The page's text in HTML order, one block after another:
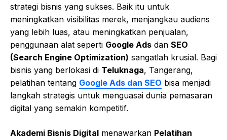
strategi bisnis yang sukses. Baik itu untuk
meningkatkan visibilitas merek, menjangkau audiens
yang lebih luas, atau meningkatkan penjualan,
penggunaan alat seperti Google Ads dan SEO
(Search Engine Optimization) sangatlah krusial. Bagi
bisnis yang berlokasi di Teluknaga, Tangerang,
pelatihan tentang Google Ads dan SEO bisa menjadi
langkah strategis untuk menguasai dunia pemasaran
digital yang semakin kompetitif.
Akademi Bisnis Digital menawarkan Pelatihan